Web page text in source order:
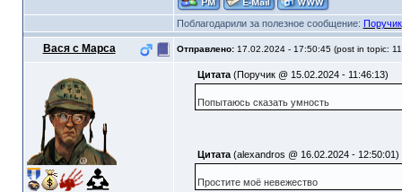
Поблагодарили за полезное сообщение: Поручик
Вася с Марса Отправлено: 17.02.2024 - 17:50:45 (post in topic:
Цитата(Поручик @ 15.02.2024 - 11:46:13)
Попытаюсь сказать умность
Цитата(alexandros @ 16.02.2024 - 12:50:01)
Простите моё невежество